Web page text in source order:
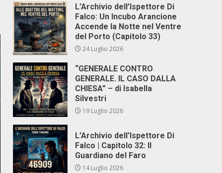
L’Archivio dell’Ispettore Di
Falco: Un Incubo Arancione
Accende la Notte nel Ventre
del Porto (Capitolo 33)
24 Luglio 2026
“GENERALE CONTRO
GENERALE. IL CASO DALLA
CHIESA” – di Isabella
Silvestri
19 Luglio 2026
L’Archivio dell’Ispettore Di
Falco | Capitolo 32: Il
Guardiano del Faro
14 Luglio 2026